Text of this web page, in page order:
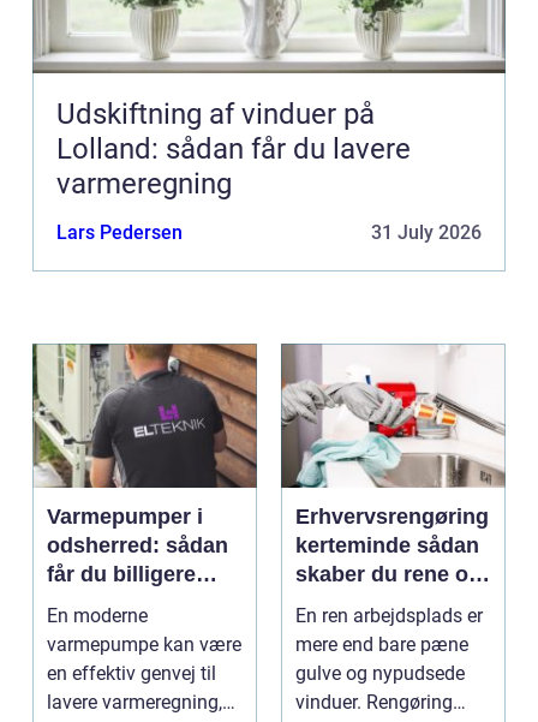
Udskiftning af vinduer på
Lolland: sådan får du lavere
varmeregning
Lars Pedersen 31 July 2026
Varmepumper i
odsherred: sådan
får du billigere
varme og et bedre
En moderne
varmepumpe kan være
en effektiv genvej til
lavere varmeregning,
Erhvervsrengøring
kerteminde sådan
skaber du rene og
trygge rammer på
arbejdspladsen
En ren arbejdsplads er
mere end bare pæne
gulve og nypudsede
vinduer. Rengøring